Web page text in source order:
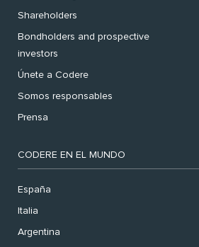
Shareholders
Bondholders and prospective
investors
Únete a Codere
Somos responsables
Prensa
CODERE EN EL MUNDO
España
Italia
Argentina